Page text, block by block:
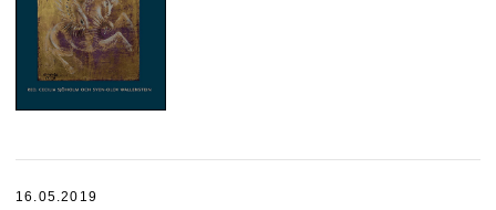
16.05.2019